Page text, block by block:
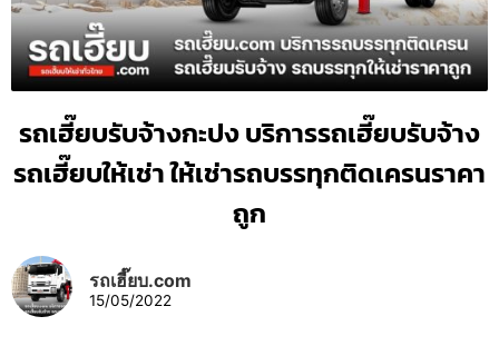
รถเฮี๊ยบรับจ้างกะปง บริการรถเฮี๊ยบรับจ้าง
รถเฮี๊ยบให้เช่า ให้เช่ารถบรรทุกติดเครนราคา
ถูก
รถเฮี๊ยบ.com
15/05/2022